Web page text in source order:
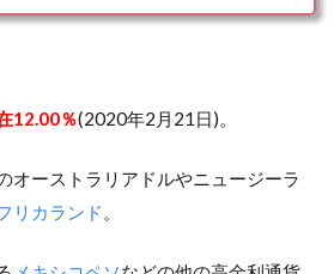
12.00％(2020年2月21日)。
オーストラリアドルやニュージーラ
リカランド 。